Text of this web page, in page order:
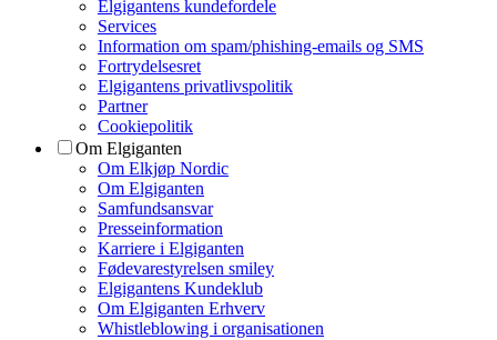
Elgigantens kundefordele
Services
Information om spam/phishing-emails og SMS
Fortrydelsesret
Elgigantens privatlivspolitik
Partner
Cookiepolitik
Om Elgiganten
Om Elkjøp Nordic
Om Elgiganten
Samfundsansvar
Presseinformation
Karriere i Elgiganten
Fødevarestyrelsen smiley
Elgigantens Kundeklub
Om Elgiganten Erhverv
Whistleblowing i organisationen